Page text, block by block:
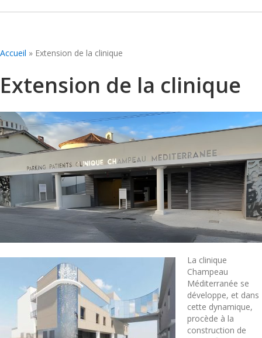
Accueil » Extension de la clinique
Extension de la clinique
La clinique
Champeau
Méditerranée se
développe, et dans
cette dynamique,
procède à la
construction de